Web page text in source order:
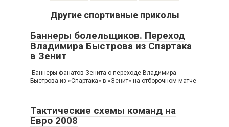
Другие спортивные приколы
Баннеры болельщиков. Переход
Владимира Быстрова из Спартака
в Зенит
Баннеры фанатов Зенита о переходе Владимира
Быстрова из «Спартака» в «Зенит» на отборочном матче
Тактические схемы команд на
Евро 2008